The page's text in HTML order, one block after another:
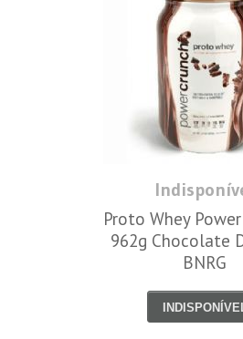
Proto Whey
962g Chocolate
BNRG